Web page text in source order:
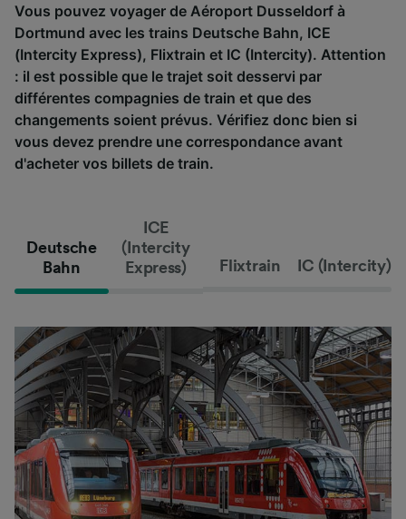
Vous pouvez voyager de Aéroport Dusseldorf à
Dortmund avec les trains Deutsche Bahn, ICE
(Intercity Express), Flixtrain et IC (Intercity). Attention
: il est possible que le trajet soit desservi par
différentes compagnies de train et que des
changements soient prévus. Vérifiez donc bien si
vous devez prendre une correspondance avant
d'acheter vos billets de train.
Deutsche
Bahn
ICE
(Intercity
Express)
Flixtrain IC (Intercity)